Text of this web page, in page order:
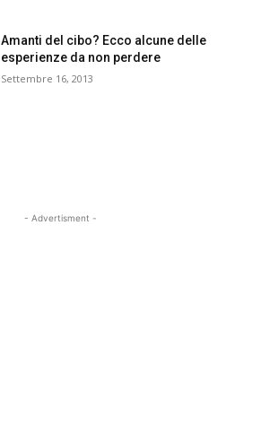
Amanti del cibo? Ecco alcune delle
esperienze da non perdere
Settembre 16, 2013
- Advertisment -